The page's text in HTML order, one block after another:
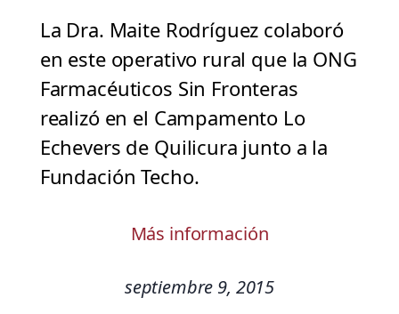
La Dra. Maite Rodríguez colaboró
en este operativo rural que la ONG
Farmacéuticos Sin Fronteras
realizó en el Campamento Lo
Echevers de Quilicura junto a la
Fundación Techo.
Más información
septiembre 9, 2015